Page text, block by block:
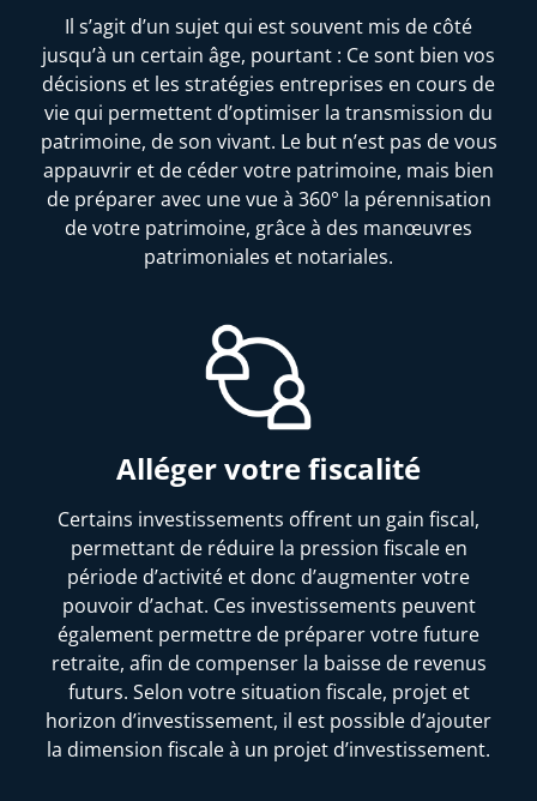
Il s’agit d’un sujet qui est souvent mis de côté
jusqu’à un certain âge, pourtant : Ce sont bien vos
décisions et les stratégies entreprises en cours de
vie qui permettent d’optimiser la transmission du
patrimoine, de son vivant. Le but n’est pas de vous
appauvrir et de céder votre patrimoine, mais bien
de préparer avec une vue à 360° la pérennisation
de votre patrimoine, grâce à des manœuvres
patrimoniales et notariales.
Alléger votre fiscalité
Certains investissements offrent un gain fiscal,
permettant de réduire la pression fiscale en
période d’activité et donc d’augmenter votre
pouvoir d’achat. Ces investissements peuvent
également permettre de préparer votre future
retraite, afin de compenser la baisse de revenus
futurs. Selon votre situation fiscale, projet et
horizon d’investissement, il est possible d’ajouter
la dimension fiscale à un projet d’investissement.